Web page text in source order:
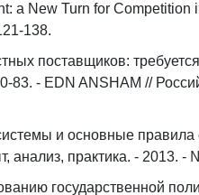
a New Turn for Competition
138.
поставщиков:
83. - EDN ANSHAM //
и основные
анализ, практика. - 2013. -
государственной